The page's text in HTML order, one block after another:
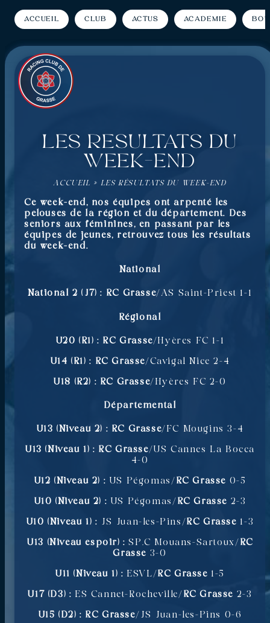
Accueil Club Actus Académie
Les résultats du
week-end
ACCUEIL » LES RÉSULTATS DU WEEK-END
Ce week-end, nos équipes ont arpenté les
pelouses de la région et du département. Des
seniors aux féminines, en passant par les
équipes de jeunes, retrouvez tous les résultats
du week-end.
National
National 2 (J7) : RC Grasse/AS Saint-Priest 1-1
Régional
U20 (R1) : RC Grasse/Hyères FC 1-1
U14 (R1) : RC Grasse/Cavigal Nice 2-4
U18 (R2) : RC Grasse/Hyères FC 2-0
Départemental
U13 (Niveau 2) : RC Grasse/FC Mougins 3-4
U13 (Niveau 1) : RC Grasse/US Cannes La Bocca
4-0
U12 (Niveau 2) : US Pégomas/ RC Grasse 0-5
U10 (Niveau 2) : US Pégomas/ RC Grasse 2-3
U10 (Niveau 1) : JS Juan-les-Pins/RC Grasse 1-3
U13 (Niveau espoir) : SP.C Mouans-Sartoux/ RC
Grasse 3-0
U11 (Niveau 1) : ESVL/RC Grasse 1-5
U17 (D3) : ES Cannet-Rocheville/ RC Grasse 2-3
U15 (D2) : RC Grasse/JS Juan-les-Pins 0-6